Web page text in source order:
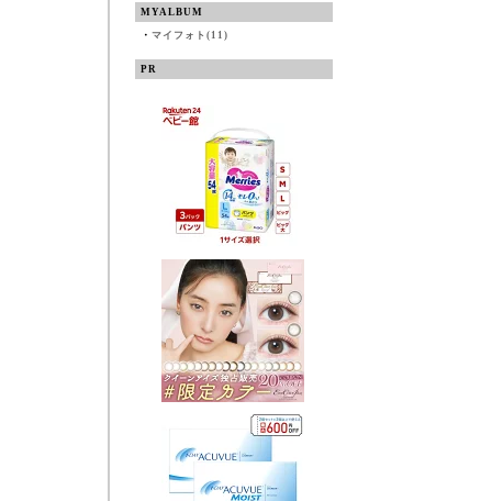
MYALBUM
・ マイフォト(11)
PR